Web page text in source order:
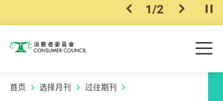
上一个
1/2 下一个开
消费者委员会 目
首页 选择月刊 过往期刊